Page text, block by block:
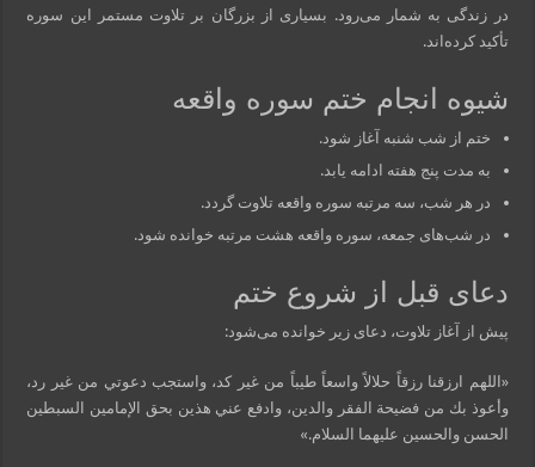
در زندگی به شمار می‌رود. بسیاری از بزرگان بر تلاوت مستمر این سوره
تأکید کرده‌اند.
شیوه انجام ختم سوره واقعه
ختم از شب شنبه آغاز شود.
به مدت پنج هفته ادامه یابد.
در هر شب، سه مرتبه سوره واقعه تلاوت گردد.
در شب‌های جمعه، سوره واقعه هشت مرتبه خوانده شود.
دعای قبل از شروع ختم
پیش از آغاز تلاوت، دعای زیر خوانده می‌شود:
«اللهم ارزقنا رزقاً حلالاً واسعاً طيباً من غير كد، واستجب دعوتي من غير رد،
وأعوذ بك من فضيحة الفقر والدين، وادفع عني هذين بحق الإمامين السبطين
الحسن والحسين عليهما السلام.»